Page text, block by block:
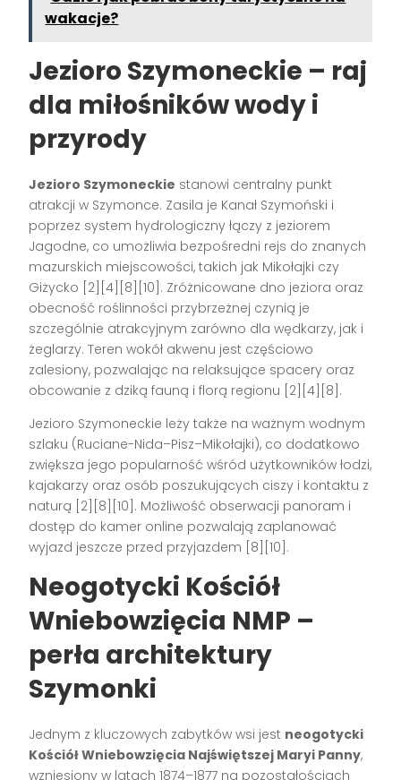
wakacje?
Jezioro Szymoneckie – raj
dla miłośników wody i
przyrody
Jezioro Szymoneckie stanowi centralny punkt
atrakcji w Szymonce. Zasila je Kanał Szymoński i
poprzez system hydrologiczny łączy z jeziorem
Jagodne, co umożliwia bezpośredni rejs do znanych
mazurskich miejscowości, takich jak Mikołajki czy
Giżycko [2][4][8][10]. Zróżnicowane dno jeziora oraz
obecność roślinności przybrzeżnej czynią je
szczególnie atrakcyjnym zarówno dla wędkarzy, jak i
żeglarzy. Teren wokół akwenu jest częściowo
zalesiony, pozwalając na relaksujące spacery oraz
obcowanie z dziką fauną i florą regionu [2][4][8].
Jezioro Szymoneckie leży także na ważnym wodnym
szlaku (Ruciane-Nida–Pisz–Mikołajki), co dodatkowo
zwiększa jego popularność wśród użytkowników łodzi,
kajakarzy oraz osób poszukujących ciszy i kontaktu z
naturą [2][8][10]. Możliwość obserwacji panoram i
dostęp do kamer online pozwalają zaplanować
wyjazd jeszcze przed przyjazdem [8][10].
Neogotycki Kościół
Wniebowzięcia NMP –
perła architektury
Szymonki
Jednym z kluczowych zabytków wsi jest neogotycki
Kościół Wniebowzięcia Najświętszej Maryi Panny,
wzniesiony w latach 1874–1877 na pozostałościach